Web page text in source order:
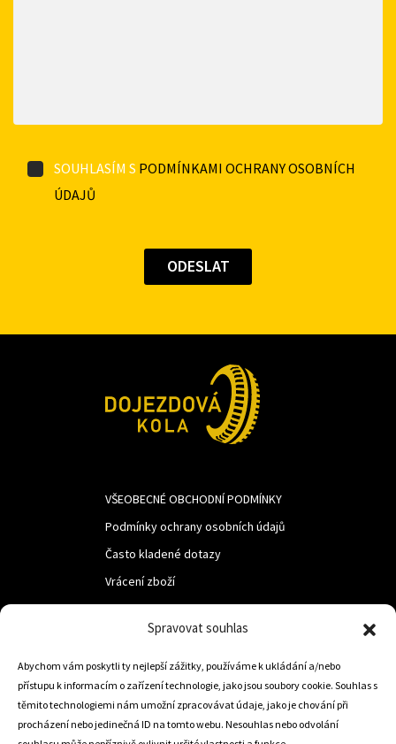
Spravovat souhlas
Abychom vám poskytli ty nejlepší zážitky, používáme k ukládání a/nebo
přístupu k informacím o zařízení technologie, jako jsou soubory cookie. Souhlas s
těmito technologiemi nám umožní zpracovávat údaje, jako je chování při
procházení nebo jedinečná ID na tomto webu. Nesouhlas nebo odvolání
SOUHLASÍM S PODMÍNKAMI OCHRANY OSOBNÍCH
ÚDAJŮ
VŠEOBECNÉ OBCHODNÍ PODMÍNKY
Podmínky ochrany osobních údajů
Často kladené dotazy
Vrácení zboží
LUF s.r.o.
Nám. M.R.Štefanika 518,
Trstená 02801